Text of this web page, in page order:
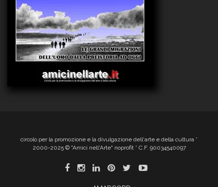
circolo per la promozione e la divulgazione dell'arte e della cultura *
2000-2025 © "Amici nell'Arte" noprofit * C.F. 90034540097